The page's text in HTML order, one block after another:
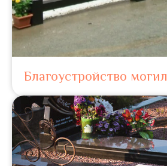
Благоустройство могил